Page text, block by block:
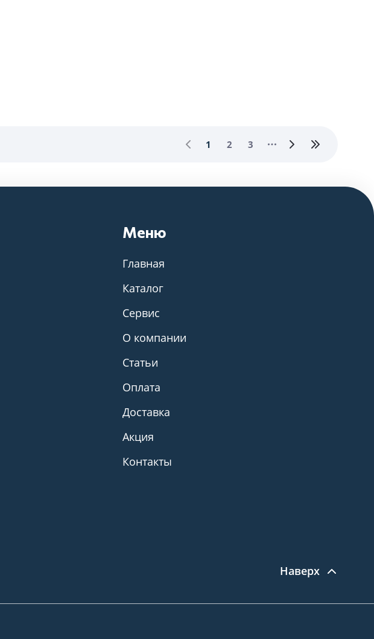
1 2 3
Меню
Главная
Каталог
Сервис
О компании
Статьи
Оплата
Доставка
Акция
Контакты
Наверх